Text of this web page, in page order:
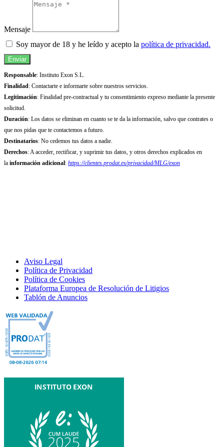
Mensaje
Soy mayor de 18 y he leído y acepto la política de privacidad.
Enviar
Responsable: Instituto Exon S.L.
Finalidad: Contactarte e informarte sobre nuestros servicios.
Legitimación: Finalidad pre-contractual y tu consentimiento expreso mediante la presente
solicitud.
Duración: Los datos se eliminan en cuanto se te da la información, salvo que contrates o
que nos pidas que te contactemos a futuro.
Destinatarios: No cedemos tus datos a nadie.
Derechos: A acceder, rectificar, y suprimir tus datos, y otros derechos explicados en
la información adicional: https://clientes.prodat.es/privacidad/MLG/exon
Aviso Legal
Política de Privacidad
Política de Cookies
Plataforma Europea de Resolución de Litigios
Tablón de Anuncios